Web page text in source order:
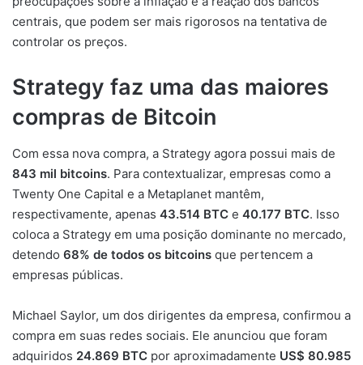
centrais, que podem ser mais rigorosos na tentativa de
controlar os preços.
Strategy faz uma das maiores
compras de Bitcoin
Com essa nova compra, a Strategy agora possui mais de
843 mil bitcoins. Para contextualizar, empresas como a
Twenty One Capital e a Metaplanet mantêm,
respectivamente, apenas 43.514 BTC e 40.177 BTC. Isso
coloca a Strategy em uma posição dominante no mercado,
detendo 68% de todos os bitcoins que pertencem a
empresas públicas.
Michael Saylor, um dos dirigentes da empresa, confirmou a
compra em suas redes sociais. Ele anunciou que foram
adquiridos 24.869 BTC por aproximadamente US$ 80.985